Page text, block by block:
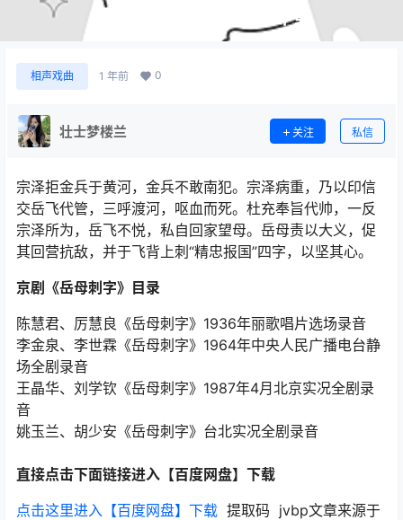
京剧《岳母刺字》MP3下载
相声戏曲 1 年前 0
壮士梦楼兰 关注 私信
宗泽拒金兵于黄河，金兵不敢南犯。宗泽病重，乃以印信
交岳飞代管，三呼渡河，呕血而死。杜充奉旨代帅，一反
宗泽所为，岳飞不悦，私自回家望母。岳母责以大义，促
其回营抗敌，并于飞背上刺“精忠报国”四字，以坚其心。
京剧《岳母刺字》目录
陈慧君、厉慧良《岳母刺字》1936年丽歌唱片选场录音
李金泉、李世霖《岳母刺字》1964年中央人民广播电台静
场全剧录音
王晶华、刘学钦《岳母刺字》1987年4月北京实况全剧录
音
姚玉兰、胡少安《岳母刺字》台北实况全剧录音
直接点击下面链接进入【百度网盘】下载
点击这里进入【百度网盘】下载 提取码 jvbp文章来源于